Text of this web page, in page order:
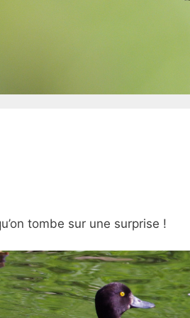
tombe sur une surprise !